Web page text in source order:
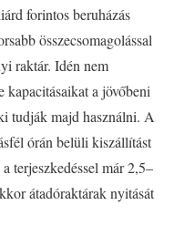
forintos beruházás
összecsomagolással
raktár. Idén nem
a jövőbeni
tudják majd használni. A
órán belüli kiszállítást
terjeszkedéssel már 2,5–
átadóraktárak nyitását